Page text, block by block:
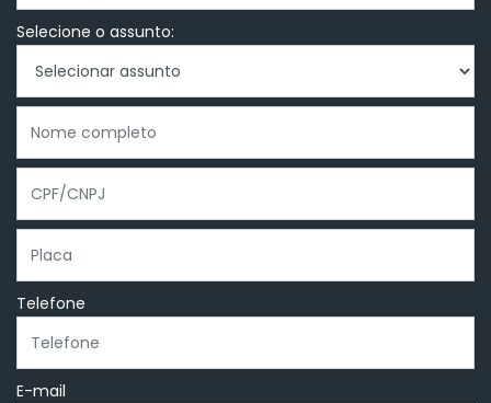
Selecione o assunto:
Telefone
E-mail